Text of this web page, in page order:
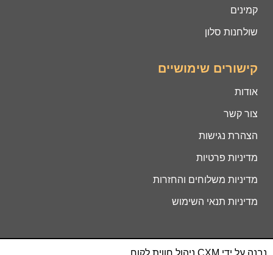
קמינים
שולחנות סלון
קישורים שימושיים
אודות
צור קשר
הצהרת נגישות
מדיניות פרטיות
מדיניות משלוחים והחזרות
מדיניות תנאי השימוש
נבנה על ידי CXM ניהול חווית לקוח